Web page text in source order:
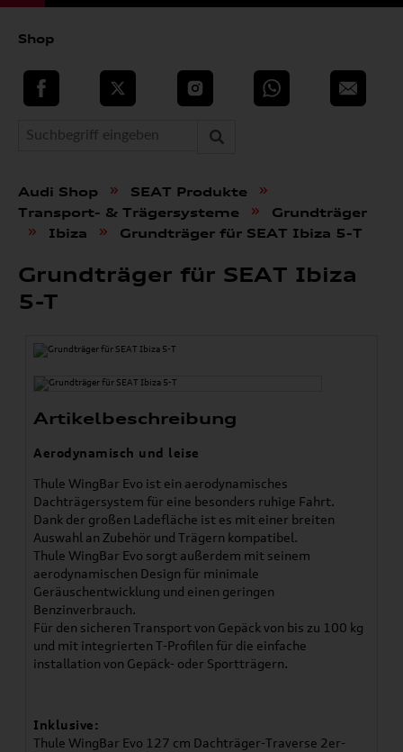
Shop
teilen Twitter Instagram WhatsApp E-Mail
Audi Shop » SEAT Produkte »
Transport- & Trägersysteme » Grundträger
» Ibiza » Grundträger für SEAT Ibiza 5-T
Grundträger für SEAT Ibiza
5-T
Artikelbeschreibung
Aerodynamisch und leise
Thule WingBar Evo ist ein aerodynamisches
Dachträgersystem für eine besonders ruhige Fahrt.
Dank der großen Ladefläche ist es mit einer breiten
Auswahl an Zubehör und Trägern kompatibel.
Thule WingBar Evo sorgt außerdem mit seinem
aerodynamischen Design für minimale
Geräuschentwicklung und einen geringen
Benzinverbrauch.
Für den sicheren Transport von Gepäck von bis zu 100 kg
und mit integrierten T-Profilen für die einfache
installation von Gepäck- oder Sportträgern.
Inklusive:
Thule WingBar Evo 127 cm Dachträger-Traverse 2er-